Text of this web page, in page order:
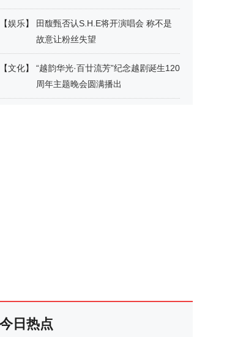
【娱乐】
田馥甄否认S.H.E将开演唱会 称不是
故意让粉丝失望
【文化】
“越韵华光·百廿流芳”纪念越剧诞生120
周年主题晚会圆满播出
今日热点